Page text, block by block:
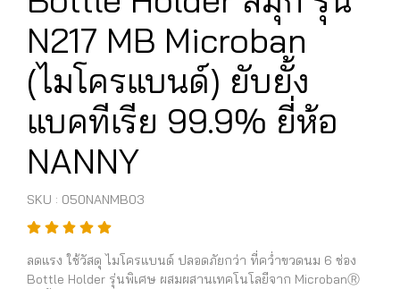
N217 MB Microban
(ไมโครแบนด์) ยับยั้ง
แบคทีเรีย 99.9% ยี่ห้อ
NANNY
SKU : 050NANMB03
ลดแรง ใช้วัสดุ ไมโครแบนด์ ปลอดภัยกว่า ที่คว่ำขวดนม 6 ช่อง
Bottle Holder รุ่นพิเศษ ผสมผสานเทคโนโลยีจาก MicrobanⓇ